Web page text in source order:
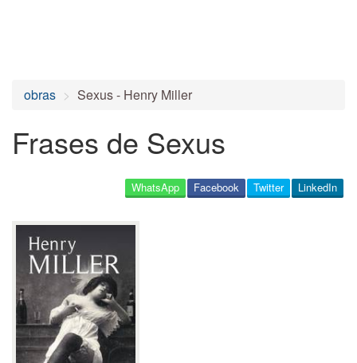
obras Sexus - Henry Miller
Frases de Sexus
LinkedIn
Twitter
Facebook
WhatsApp